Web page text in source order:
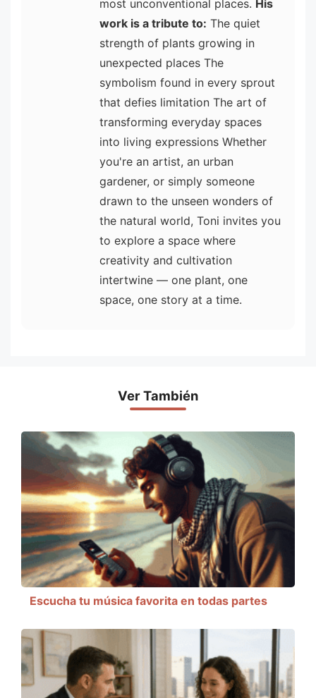
most unconventional places. His
work is a tribute to: The quiet
strength of plants growing in
unexpected places The
symbolism found in every sprout
that defies limitation The art of
transforming everyday spaces
into living expressions Whether
you're an artist, an urban
gardener, or simply someone
drawn to the unseen wonders of
the natural world, Toni invites you
to explore a space where
creativity and cultivation
intertwine — one plant, one
space, one story at a time.
Ver También
Escucha tu música favorita en todas partes